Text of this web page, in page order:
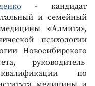
- кандидат
и семейный
«Алмита»,
психологии
Новосибирского
руководитель
по